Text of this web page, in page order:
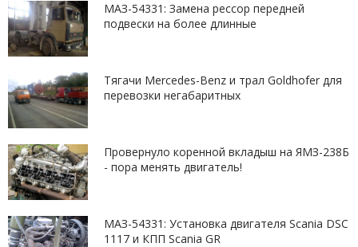
МАЗ-54331: Замена рессор передней
подвески на более длинные
Тягачи Mercedes-Benz и трал Goldhofer для
перевозки негабаритных
Провернуло коренной вкладыш на ЯМЗ-238Б
- пора менять двигатель!
МАЗ-54331: Установка двигателя Scania DSC
1117 и КПП Scania GR